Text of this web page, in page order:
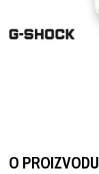
O PROIZVODU